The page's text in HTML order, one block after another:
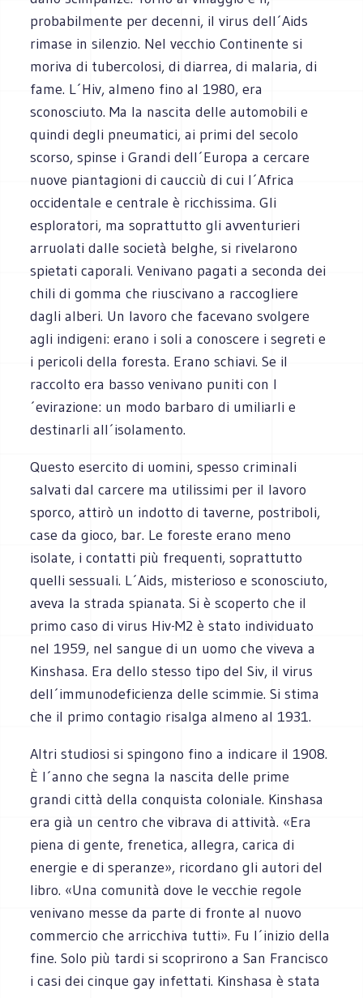
probabilmente per decenni, il virus dell´Aids
rimase in silenzio. Nel vecchio Continente si
moriva di tubercolosi, di diarrea, di malaria, di
fame. L´Hiv, almeno fino al 1980, era
sconosciuto. Ma la nascita delle automobili e
quindi degli pneumatici, ai primi del secolo
scorso, spinse i Grandi dell´Europa a cercare
nuove piantagioni di caucciù di cui l´Africa
occidentale e centrale è ricchissima. Gli
esploratori, ma soprattutto gli avventurieri
arruolati dalle società belghe, si rivelarono
spietati caporali. Venivano pagati a seconda dei
chili di gomma che riuscivano a raccogliere
dagli alberi. Un lavoro che facevano svolgere
agli indigeni: erano i soli a conoscere i segreti e
i pericoli della foresta. Erano schiavi. Se il
raccolto era basso venivano puniti con l
´evirazione: un modo barbaro di umiliarli e
destinarli all´isolamento.
Questo esercito di uomini, spesso criminali
salvati dal carcere ma utilissimi per il lavoro
sporco, attirò un indotto di taverne, postriboli,
case da gioco, bar. Le foreste erano meno
isolate, i contatti più frequenti, soprattutto
quelli sessuali. L´Aids, misterioso e sconosciuto,
aveva la strada spianata. Si è scoperto che il
primo caso di virus Hiv-M2 è stato individuato
nel 1959, nel sangue di un uomo che viveva a
Kinshasa. Era dello stesso tipo del Siv, il virus
dell´immunodeficienza delle scimmie. Si stima
che il primo contagio risalga almeno al 1931.
Altri studiosi si spingono fino a indicare il 1908.
È l´anno che segna la nascita delle prime
grandi città della conquista coloniale. Kinshasa
era già un centro che vibrava di attività. «Era
piena di gente, frenetica, allegra, carica di
energie e di speranze», ricordano gli autori del
libro. «Una comunità dove le vecchie regole
venivano messe da parte di fronte al nuovo
commercio che arricchiva tutti». Fu l´inizio della
fine. Solo più tardi si scoprirono a San Francisco
i casi dei cinque gay infettati. Kinshasa è stata